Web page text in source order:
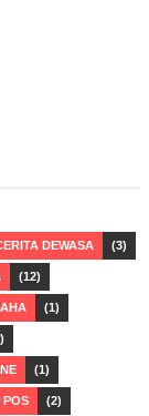
DEWASA (3)
(12)
(1)
(1)
POS (2)